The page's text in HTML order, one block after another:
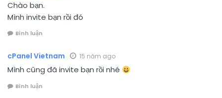
Chào bạn.
Mình invite bạn rồi đó
Bình luận
cPanel Vietnam 15 năm ago
Mình cũng đã invite bạn rồi nhé
Bình luận